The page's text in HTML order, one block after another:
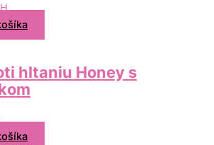
hltaniu Honey s